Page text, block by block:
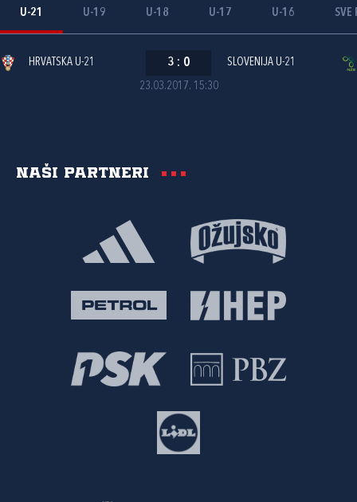
U-21 U-19 U-18 U-17 U-16 SVE
23.03.2017. 15:30
HRVATSKA U-21 3 : 0 SLOVENIJA U-21
Naši partneri